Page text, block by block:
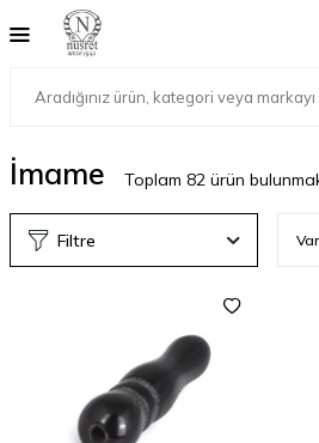
İmame Toplam 82 ürün
Filtre